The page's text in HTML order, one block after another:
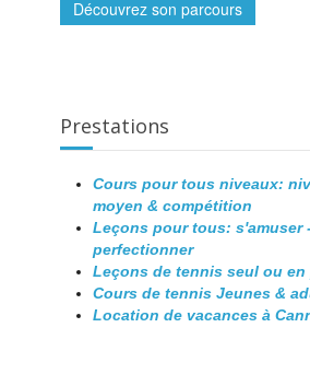
Découvrez son parcours
Prestations
Cours pour tous niveaux:
moyen & compétition
Leçons pour tous: s'amuser
perfectionner
Leçons de tennis seul ou
Cours de tennis Jeunes &
Location de vacances à